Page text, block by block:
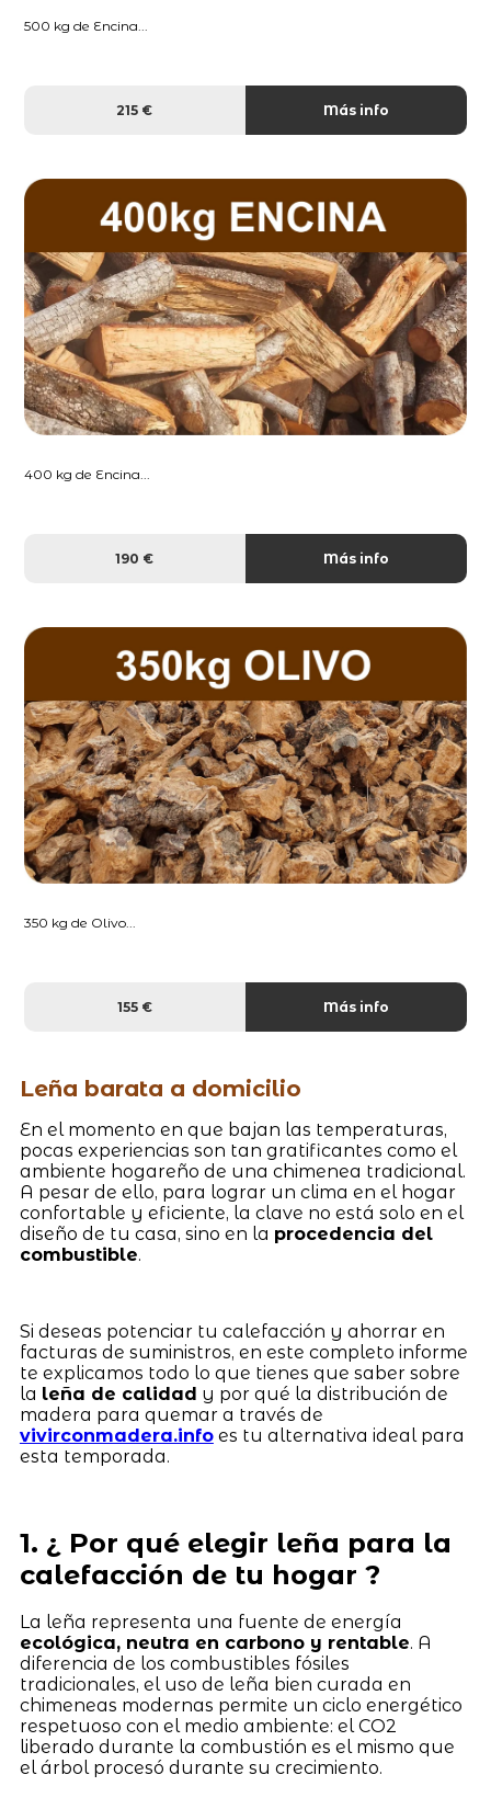
500 kg de Encina...
215 € Más info
400 kg de Encina...
190 € Más info
350 kg de Olivo...
155 € Más info
Leña barata a domicilio
En el momento en que bajan las temperaturas,
pocas experiencias son tan gratificantes como el
ambiente hogareño de una chimenea tradicional.
A pesar de ello, para lograr un clima en el hogar
confortable y eficiente, la clave no está solo en el
diseño de tu casa, sino en la procedencia del
combustible.
Si deseas potenciar tu calefacción y ahorrar en
facturas de suministros, en este completo informe
te explicamos todo lo que tienes que saber sobre
la leña de calidad y por qué la distribución de
madera para quemar a través de
vivirconmadera.infoes tu alternativa ideal para
esta temporada.
1. ¿ Por qué elegir leña para la
calefacción de tu hogar ?
La leña representa una fuente de energía
ecológica, neutra en carbono y rentable. A
diferencia de los combustibles fósiles
tradicionales, el uso de leña bien curada en
chimeneas modernas permite un ciclo energético
respetuoso con el medio ambiente: el CO2
liberado durante la combustión es el mismo que
el árbol procesó durante su crecimiento.